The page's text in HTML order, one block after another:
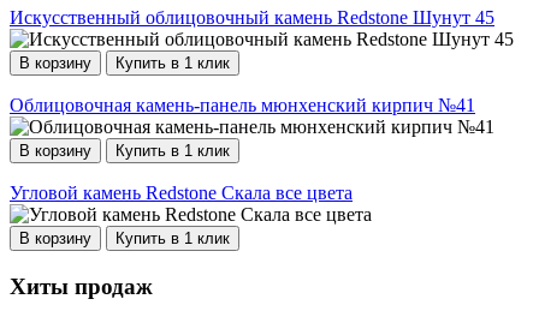
Искусственный облицовочный камень Redstone Шунут 45
В корзину Купить в 1 клик
Облицовочная камень-панель мюнхенский кирпич №41
В корзину Купить в 1 клик
Угловой камень Redstone Скала все цвета
В корзину Купить в 1 клик
Хиты продаж